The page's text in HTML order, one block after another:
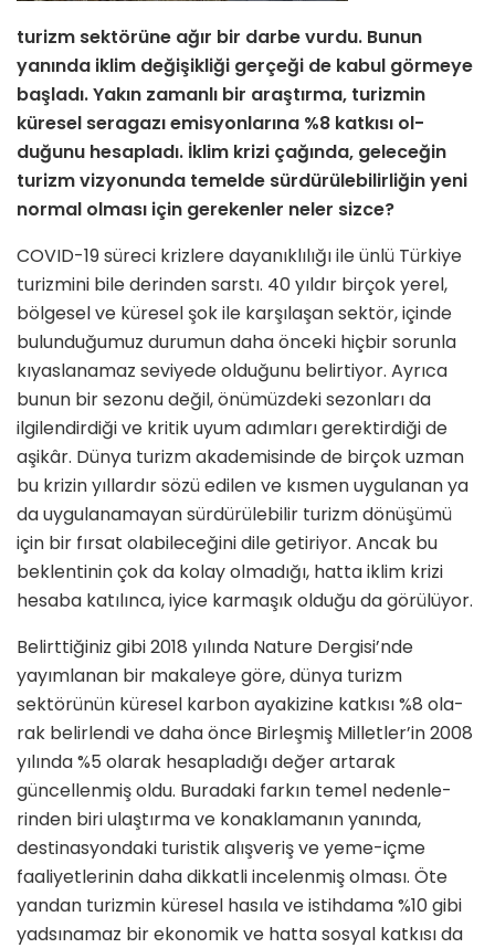
turizm sektörüne ağır bir darbe vurdu. Bunun
yanında iklim değişikliği gerçeği de kabul görmeye
başladı. Yakın zamanlı bir araştırma, turizmin
küresel seragazı emisyonlarına %8 katkısı ol­
duğunu hesapladı. İklim krizi çağında, geleceğin
turizm vizyonun­da temelde sürdürülebilirliğin yeni
normal olması için gerekenler neler sizce?
COVID-19 süreci krizlere dayanıklılığı ile ünlü Türkiye
turizmini bile derinden sarstı. 40 yıldır birçok yerel,
bölgesel ve küresel şok ile karşılaşan sektör, içinde
bulunduğumuz durumun daha önceki hiçbir sorunla
kıyaslanamaz seviyede olduğunu belirtiyor. Ayrıca
bunun bir sezonu değil, önümüzdeki sezonları da
ilgilendirdiği ve kritik uyum adımları gerektirdiği de
aşikâr. Dünya turizm akademisinde de birçok uzman
bu kri­zin yıllardır sözü edilen ve kısmen uy­gulanan ya
da uygulanamayan sürdürü­lebilir turizm dönüşümü
için bir fırsat olabileceğini dile getiriyor. Ancak bu
beklentinin çok da kolay olmadığı, hatta iklim krizi
hesaba katılınca, iyice karma­şık olduğu da görülüyor.
Belirttiğiniz gibi 2018 yılında Nature Dergisi’nde
yayımlanan bir makaleye göre, dünya turizm
sektörünün küre­sel karbon ayakizine katkısı %8 ola­
rak belirlendi ve daha önce Birleşmiş Milletler’in 2008
yılında %5 olarak he­sapladığı değer artarak
güncellenmiş oldu. Buradaki farkın temel nedenle­
rinden biri ulaştırma ve konaklamanın yanında,
destinasyondaki turistik alış­veriş ve yeme-içme
faaliyetlerinin daha dikkatli incelenmiş olması. Öte
yandan turizmin küresel hasıla ve istihdama %10 gibi
yadsınamaz bir ekonomik ve hatta sosyal katkısı da